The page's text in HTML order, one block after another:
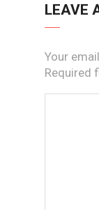
LEAVE
Your
Required